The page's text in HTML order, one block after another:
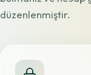
düzenlenmiştir.